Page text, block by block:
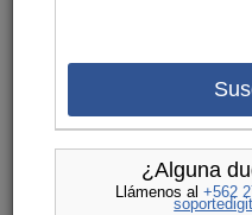
¿Alguna
Llámenos al +562